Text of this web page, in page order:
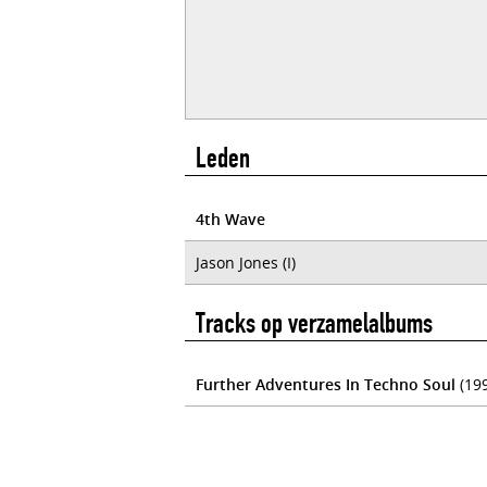
Leden
4th Wave
Jason Jones (I)
Tracks op verzamelalbums
Further Adventures In Techno Soul